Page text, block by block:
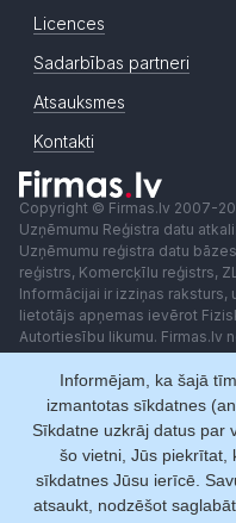
Licences
Sadarbības partneri
Atsauksmes
Kontakti
Copyright © Firmas.lv 2007-
Uzņēmumu Reģistra datu
Uzņēmumu reģistra datu
reģistrs, Komercķīlu reģistrs,
Informācijai ir izziņas raksturs,
lietotājs apņemas ievērot
Autortiesību likumu. Firmas.lv
lēmumiem, kas balstīti uz
izmantot jebkādas
piekļuvei sistēmai bez
redaktore: Ingūna Pempere.
Lietošanas noteikumi
Informējam, ka šajā
izmantotas sīkdatnes
Sīkdatne uzkrāj datus par
šo vietni, Jūs piekrītat,
sīkdatnes Jūsu ierīcē.
atsaukt, nodzēšot